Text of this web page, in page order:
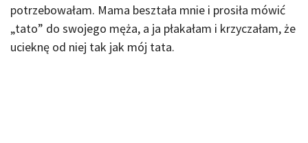
potrzebowałam. Mama beształa mnie i prosiła mówić
„tato” do swojego męża, a ja płakałam i krzyczałam, że
ucieknę od niej tak jak mój tata.